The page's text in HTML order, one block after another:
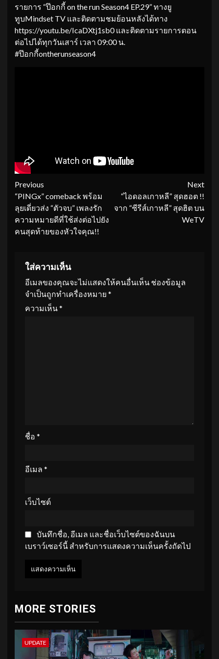
รายการ “ป๊อกกี้ on the run Season4 EP.29” ทางยู
ทูบMindset TV และติดตามชมย้อนหลังได้ทาง
https://youtu.be/IcaDXtj1sb0 และติดตามรายการตอน
ต่อไปได้ทุกวันเสาร์ เวลา 09:00 น.
#ป๊อกกี้ontherunseason4
Continue
Reading
Previous
“PINGx” comeback พร้อม
ลุยเดี่ยวส่ง “ตัวจบ” เพลงรัก
ความหมายดีที่ใช้ส่งต่อไปยัง
คนสุดท้ายของหัวใจคุณ!!
Next
“ไอดอลเกาหลี” สุดฮอต !!
จาก “ซีรีส์เกาหลี” สุดฮิต บน
WeTV
ใส่ความเห็น
อีเมลของคุณจะไม่แสดงให้คนอื่นเห็น ช่องข้อมูล
จำเป็นถูกทำเครื่องหมาย *
ความเห็น*
ชื่อ *
อีเมล *
เว็บไซต์
บันทึกชื่อ, อีเมล และชื่อเว็บไซต์ของฉันบน
เบราว์เซอร์นี้ สำหรับการแสดงความเห็นครั้งถัดไป
MORE STORIES
UPDATE